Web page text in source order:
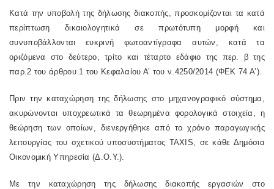
Κατά την υποβολή της δήλωσης διακοπής, προσκομίζονται τα κατά
περίπτωση δικαιολογητικά σε πρωτότυπη μορφή και
συνυποβάλλονται ευκρινή φωτοαντίγραφα αυτών, κατά τα
οριζόμενα στο δεύτερο, τρίτο και τέταρτο εδάφιο της περ. β της
παρ.2 του άρθρου 1 του Κεφαλαίου Α’ του ν.4250/2014 (ΦΕΚ 74 Α’).
Πριν την καταχώρηση της δήλωσης στο μηχανογραφικό σύστημα,
ακυρώνονται υποχρεωτικά τα θεωρημένα φορολογικά στοιχεία, η
θεώρηση των οποίων, διενεργήθηκε από το χρόνο παραγωγικής
λειτουργίας του σχετικού υποσυστήματος TAXIS, σε κάθε Δημόσια
Οικονομική Υπηρεσία (Δ.Ο.Υ.).
Με την καταχώρηση της δήλωσης διακοπής εργασιών στο